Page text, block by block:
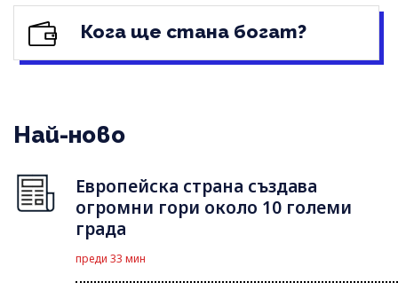
Кога ще стана богат?
Най-ново
Европейска страна създава
огромни гори около 10 големи
града
преди 33 мин